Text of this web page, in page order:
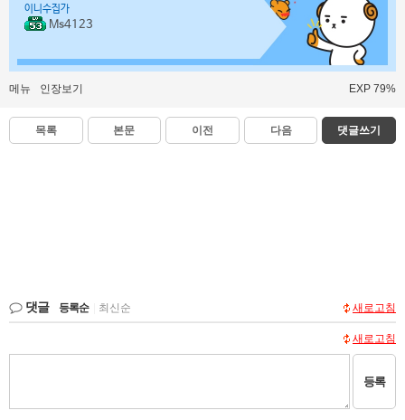
이니수집가
Ms4123
메뉴 인장보기 EXP 79%
목록 본문 이전 다음 댓글쓰기
댓글 등록순 최신순 새로고침
새로고침
등록